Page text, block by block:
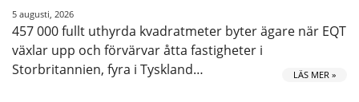
5 augusti, 2026
457 000 fullt uthyrda kvadratmeter byter ägare när EQT
växlar upp och förvärvar åtta fastigheter i
Storbritannien, fyra i Tyskland…
LÄS MER »